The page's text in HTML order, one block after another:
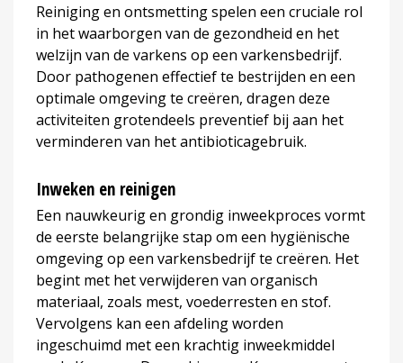
Reiniging en ontsmetting spelen een cruciale rol
in het waarborgen van de gezondheid en het
welzijn van de varkens op een varkensbedrijf.
Door pathogenen effectief te bestrijden en een
optimale omgeving te creëren, dragen deze
activiteiten grotendeels preventief bij aan het
verminderen van het antibioticagebruik.
Inweken en reinigen
Een nauwkeurig en grondig inweekproces vormt
de eerste belangrijke stap om een hygiënische
omgeving op een varkensbedrijf te creëren. Het
begint met het verwijderen van organisch
materiaal, zoals mest, voederresten en stof.
Vervolgens kan een afdeling worden
ingeschuimd met een krachtig inweekmiddel